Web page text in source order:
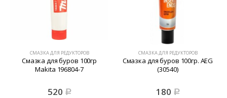
СМАЗКА ДЛЯ РЕДУКТОРОВ
Смазка для буров 100гр
Makita 196804-7
520 Р
СМАЗКА ДЛЯ РЕДУКТОРОВ
Смазка для буров 100гр. AEG
(30540)
180 Р